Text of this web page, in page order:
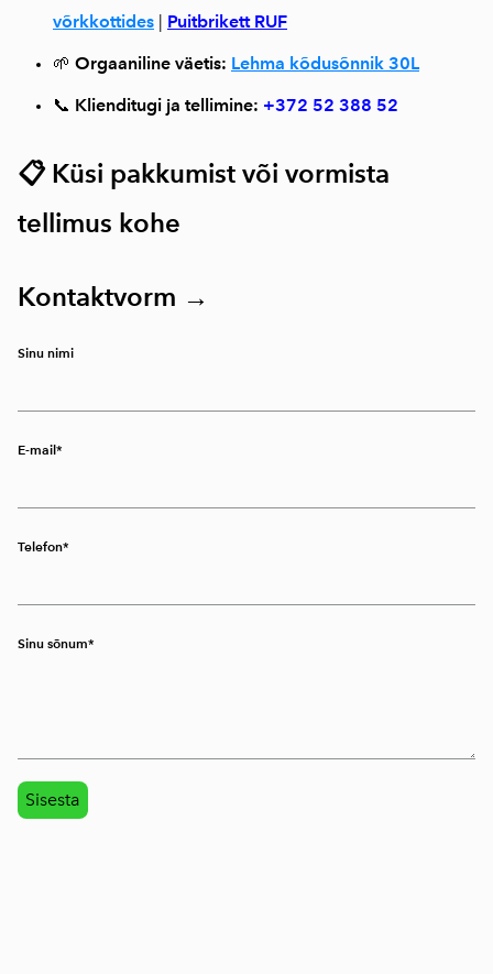
võrkkottides | Puitbrikett RUF
🌱 Orgaaniline väetis: Lehma kõdusõnnik 30L
📞 Klienditugi ja tellimine: +372 52 388 52
📋 Küsi pakkumist või vormista
tellimus kohe
Kontaktvorm →
Sinu nimi
E-mail
Telefon
Sinu sõnum